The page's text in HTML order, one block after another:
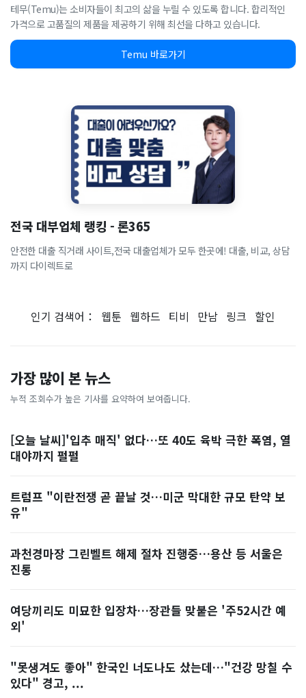
테무(Temu)는 소비자들이 최고의 삶을 누릴 수 있도록 합니다. 합리적인
가격으로 고품질의 제품을 제공하기 위해 최선을 다하고 있습니다.
Temu 바로가기
전국 대부업체 랭킹 - 론365
안전한 대출 직거래 사이트,전국 대출업체가 모두 한곳에! 대출, 비교, 상담
까지 다이렉트로
인기 검색어： 웹툰 웹하드 티비 만남 링크 할인
가장 많이 본 뉴스
누적 조회수가 높은 기사를 요약하여 보여줍니다.
[오늘 날씨]'입추 매직' 없다…또 40도 육박 극한 폭염, 열
대야까지 펄펄
트럼프 "이란전쟁 곧 끝날 것…미군 막대한 규모 탄약 보
유"
과천경마장 그린벨트 해제 절차 진행중…용산 등 서울은
진통
여당끼리도 미묘한 입장차…장관들 맞붙은 '주52시간 예
외'
"못생겨도 좋아" 한국인 너도나도 샀는데…"건강 망칠 수
있다" 경고, ...